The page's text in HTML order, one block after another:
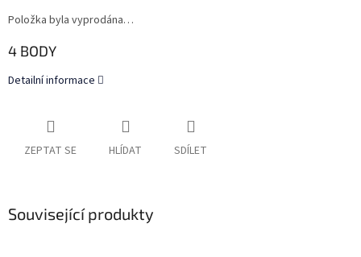
Položka byla vyprodána…
4 BODY
Detailní informace
ZEPTAT SE HLÍDAT SDÍLET
Související produkty